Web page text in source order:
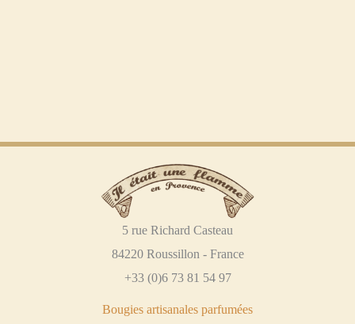
5 rue Richard Casteau
84220 Roussillon - France
+33 (0)6 73 81 54 97
Bougies artisanales parfumées